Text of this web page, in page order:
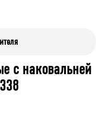
с наковальней